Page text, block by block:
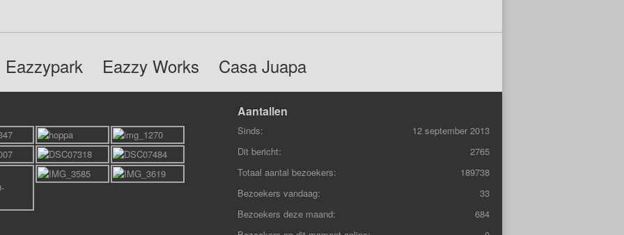
Eazzypark Eazzy Works Casa Juapa
Aantallen
12 september 2013
Sinds:
2765
Dit bericht:
189738
Totaal aantal bezoekers:
33
Bezoekers vandaag:
684
Bezoekers deze maand: